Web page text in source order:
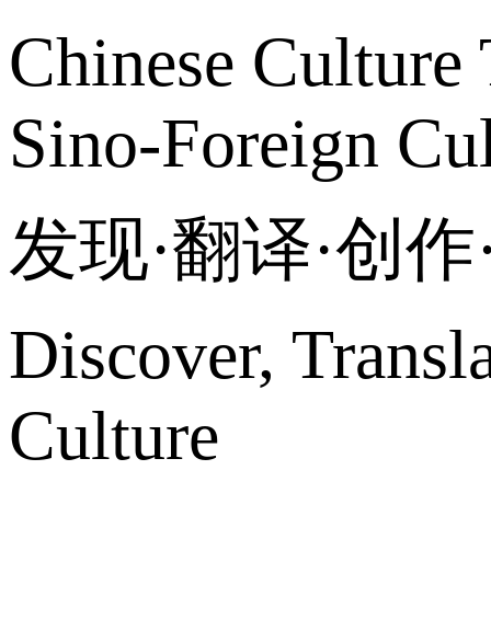
Chinese
Sino-Foreign
发现·翻译·创
Discover,
Culture